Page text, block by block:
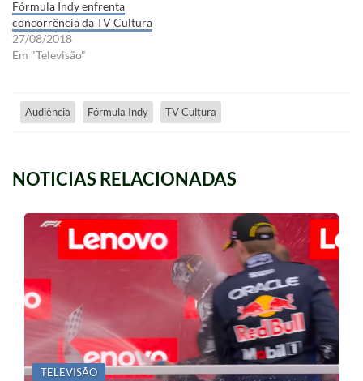
Fórmula Indy enfrenta
concorrência da TV Cultura
27/08/2018
Em "Televisão"
Audiência Fórmula Indy TV Cultura
NOTICIAS RELACIONADAS
TELEVISÃO